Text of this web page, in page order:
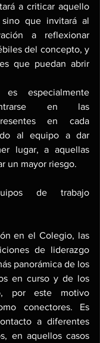
a criticar aquello
que invitará al
a reflexionar
del concepto, y
que puedan abrir
especialmente
en las
en cada
al equipo a dar
lugar, a aquellas
un mayor riesgo.
de trabajo
en el Colegio, las
de liderazgo
panorámica de los
en curso y de los
por este motivo
conectores. Es
a diferentes
en aquellos casos